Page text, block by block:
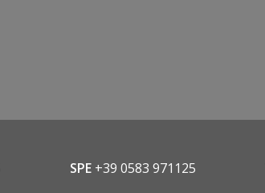
SPE +39 0583 971125